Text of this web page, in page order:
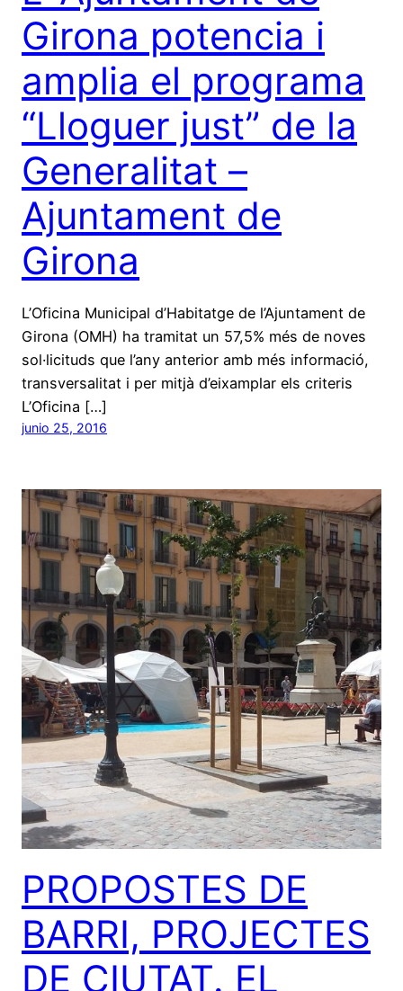
Girona potencia i
amplia el programa
“Lloguer just” de la
Generalitat –
Ajuntament de
Girona
L’Oficina Municipal d’Habitatge de l’Ajuntament de
Girona (OMH) ha tramitat un 57,5% més de noves
sol·licituds que l’any anterior amb més informació,
transversalitat i per mitjà d’eixamplar els criteris
L’Oficina […]
junio 25, 2016
PROPOSTES DE
BARRI, PROJECTES
DE CIUTAT. EL